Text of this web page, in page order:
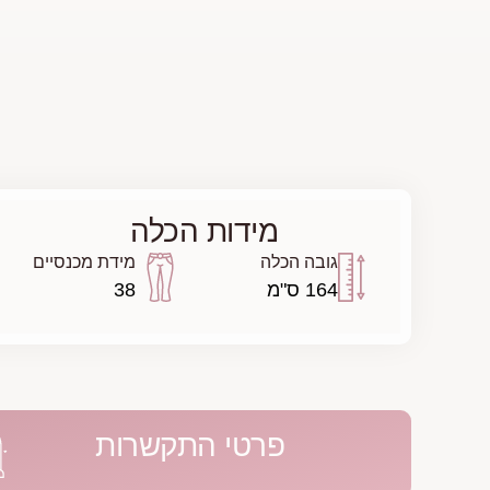
מידות הכלה
גובה הכלה
164 ס"מ
מידת מכנסיים
38
פרטי התקשרות